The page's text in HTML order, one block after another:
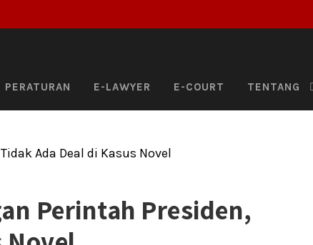
PERATURAN E-LAWYER E-COURT TENTANG
Perintah Presiden,